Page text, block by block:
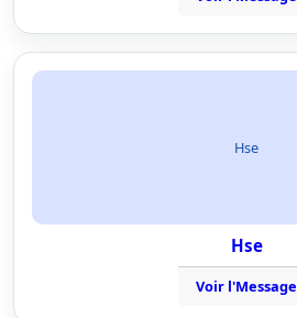
Hse
Hse
Voir l'Message